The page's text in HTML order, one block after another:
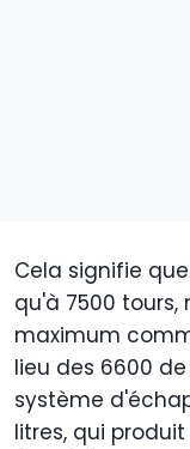
Cela signifie
qu'à 7500 tours,
maximum
lieu des 6600
système
litres, qui